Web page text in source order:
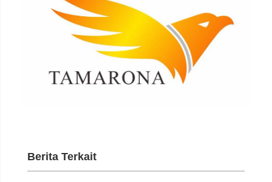
Berita Terkait